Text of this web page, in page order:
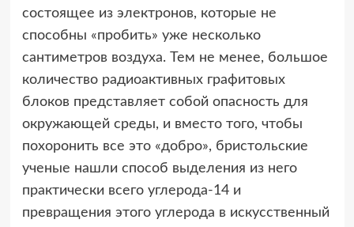
состоящее из электронов, которые не
способны «пробить» уже несколько
сантиметров воздуха. Тем не менее, большое
количество радиоактивных графитовых
блоков представляет собой опасность для
окружающей среды, и вместо того, чтобы
похоронить все это «добро», бристольские
ученые нашли способ выделения из него
практически всего углерода-14 и
превращения этого углерода в искусственный